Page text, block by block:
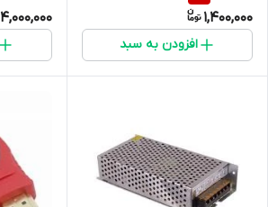
1,400,000
افزودن به سبد
4,000,000